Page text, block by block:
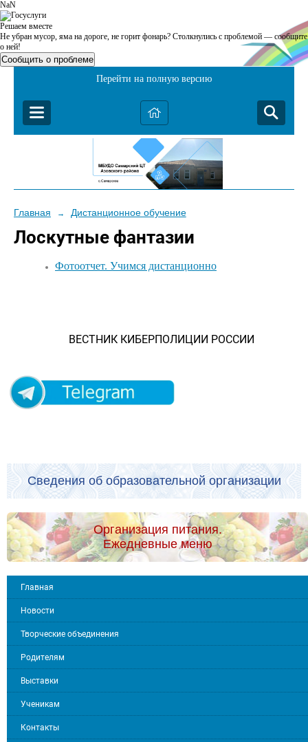
NaN
Решаем вместе
Не убран мусор, яма на дороге, не горит фонарь? Столкнулись с проблемой — сообщите
о ней!
Сообщить о проблеме
Перейти на полную версию
Главная → Дистанционное обучение
Лоскутные фантазии
Фотоотчет. Учимся дистанционно
ВЕСТНИК КИБЕРПОЛИЦИИ РОССИИ
Сведения об образовательной организации
Организация питания.
Ежедневные меню
Главная
Новости
Творческие объединения
Родителям
Выставки
Ученикам
Контакты